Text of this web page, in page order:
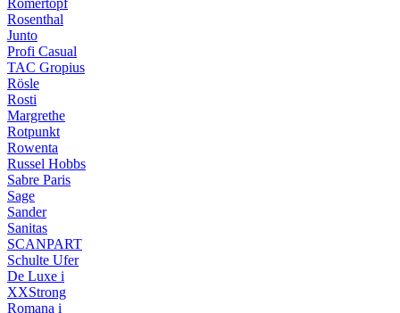
Römertopf
Rosenthal
Junto
Profi Casual
TAC Gropius
Rösle
Rosti
Margrethe
Rotpunkt
Rowenta
Russel Hobbs
Sabre Paris
Sage
Sander
Sanitas
SCANPART
Schulte Ufer
De Luxe i
XXStrong
Romana i